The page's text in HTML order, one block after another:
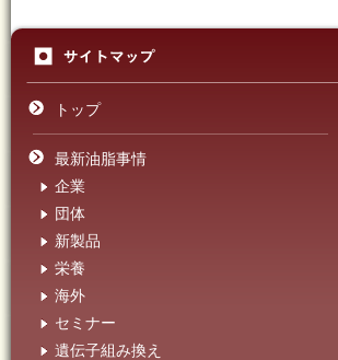
トップ
最新油脂事情
企業
団体
新製品
栄養
海外
セミナー
遺伝子組み換え